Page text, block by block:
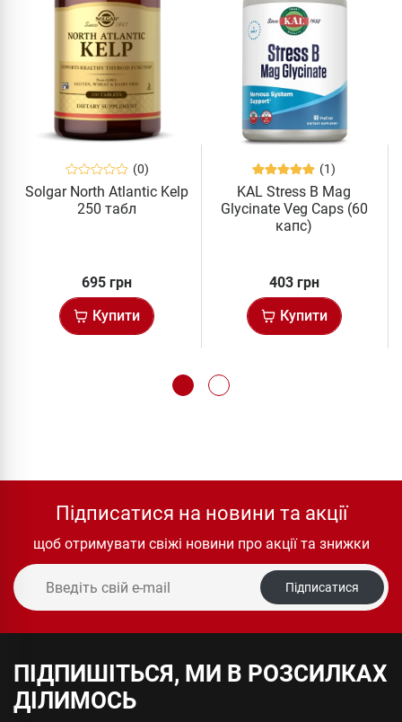
(0)
Solgar North Atlantic Kelp
250 табл
695 грн
Купити
(1)
KAL Stress B Mag
Glycinate Veg Caps (60
капс)
403 грн
Купити
Підписатися на новини та акції
щоб отримувати свіжі новини про акції та знижки
Підписатися
ПІДПИШІТЬСЯ, МИ В РОЗСИЛКАХ
ДІЛИМОСЬ